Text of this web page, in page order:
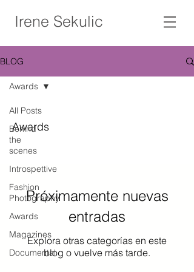
Irene Sekulic
BLOG
All Posts
Behind
the
scenes
Introspettive
Fashion
Photography
Awards
Magazines
Documental
Awards
Awards
Próximamente nuevas
entradas
Explora otras categorías en este
blog o vuelve más tarde.